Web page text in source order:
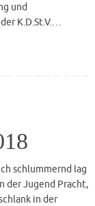
und
K.D.St.V.…
schlummernd lag
der Jugend Pracht,
in der